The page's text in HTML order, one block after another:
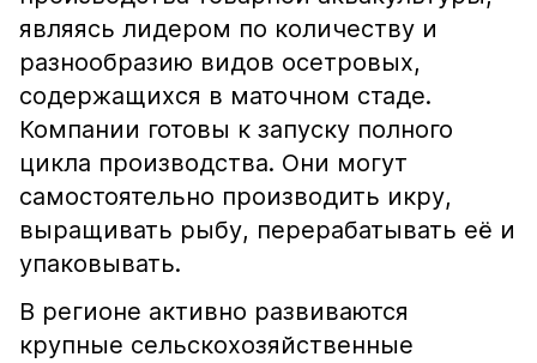
являясь лидером по количеству и
разнообразию видов осетровых,
содержащихся в маточном стаде.
Компании готовы к запуску полного
цикла производства. Они могут
самостоятельно производить икру,
выращивать рыбу, перерабатывать её и
упаковывать.
В регионе активно развиваются
крупные сельскохозяйственные